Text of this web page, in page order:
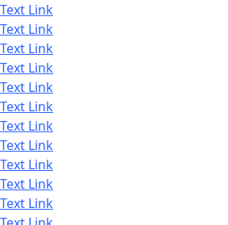
Text Link
Text Link
Text Link
Text Link
Text Link
Text Link
Text Link
Text Link
Text Link
Text Link
Text Link